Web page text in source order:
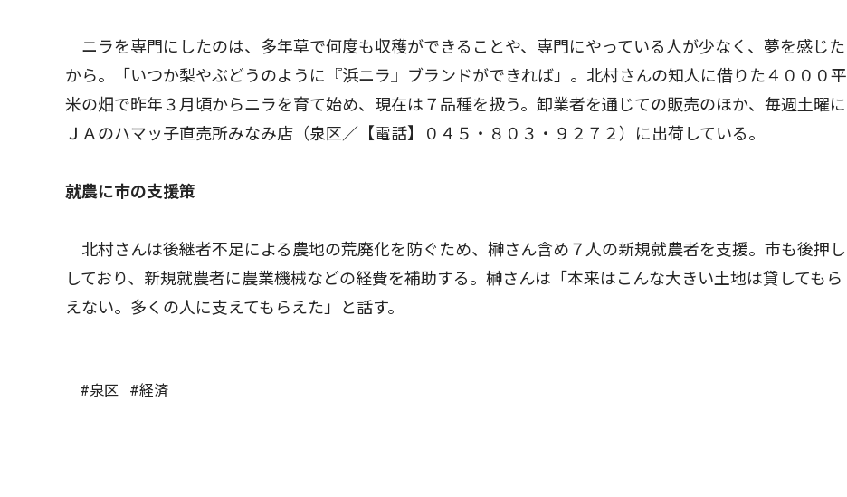
ニラを専門にしたのは、多年草で何度も収穫ができることや、専門にやっている人が少なく、夢を感じた
から。「いつか梨やぶどうのように『浜ニラ』ブランドができれば」。北村さんの知人に借りた４０００平
米の畑で昨年３月頃からニラを育て始め、現在は７品種を扱う。卸業者を通じての販売のほか、毎週土曜に
ＪＡのハマッ子直売所みなみ店（泉区／【電話】０４５・８０３・９２７２）に出荷している。
就農に市の支援策
北村さんは後継者不足による農地の荒廃化を防ぐため、榊さん含め７人の新規就農者を支援。市も後押し
しており、新規就農者に農業機械などの経費を補助する。榊さんは「本来はこんな大きい土地は貸してもら
えない。多くの人に支えてもらえた」と話す。
#泉区 #経済